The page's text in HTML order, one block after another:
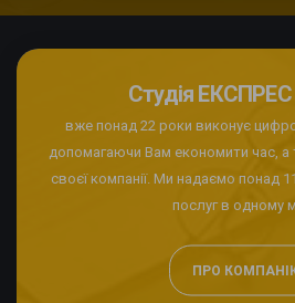
Студія
вже понад 22 роки виконує
допомагаючи Вам економити час, а
своєї компанії. Ми надаємо понад
послуг в одному
ПРО